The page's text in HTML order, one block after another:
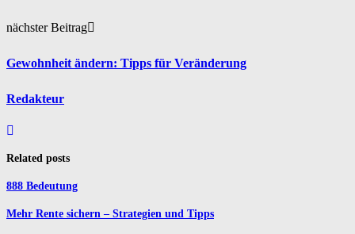
nächster Beitrag
Gewohnheit ändern: Tipps für Veränderung
Redakteur
Related posts
888 Bedeutung
Mehr Rente sichern – Strategien und Tipps